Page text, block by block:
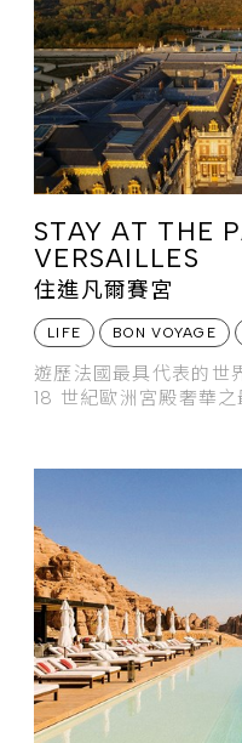
STAY AT THE
VERSAILLES
住進凡爾賽宮
LIFE BON VOYAGE
遊歷法國最具代表的世
18 世紀歐洲宮殿奢華